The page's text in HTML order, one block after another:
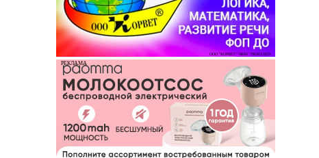
ООО "КОРВЕТ" ИНН: 7803021829
РЕКЛАМА